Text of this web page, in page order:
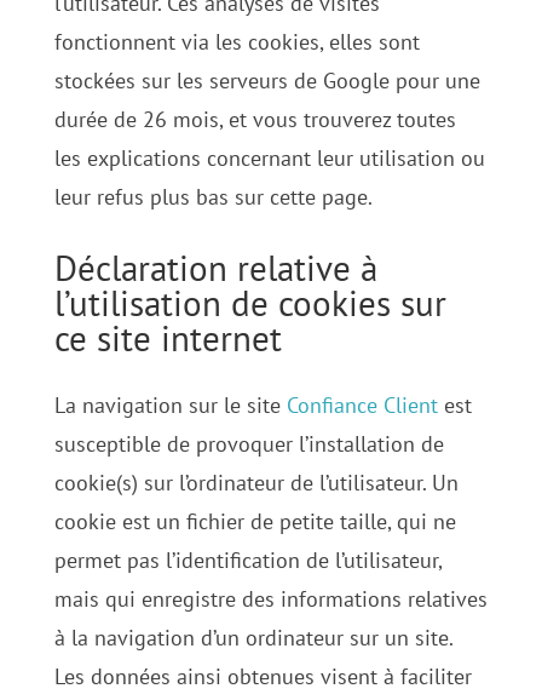
fonctionnent via les cookies, elles sont
stockées sur les serveurs de Google pour une
durée de 26 mois, et vous trouverez toutes
les explications concernant leur utilisation ou
leur refus plus bas sur cette page.
Déclaration relative à
l’utilisation de cookies sur
ce site internet
La navigation sur le site Confiance Clientest
susceptible de provoquer l’installation de
cookie(s) sur l’ordinateur de l’utilisateur. Un
cookie est un fichier de petite taille, qui ne
permet pas l’identification de l’utilisateur,
mais qui enregistre des informations relatives
à la navigation d’un ordinateur sur un site.
Les données ainsi obtenues visent à faciliter